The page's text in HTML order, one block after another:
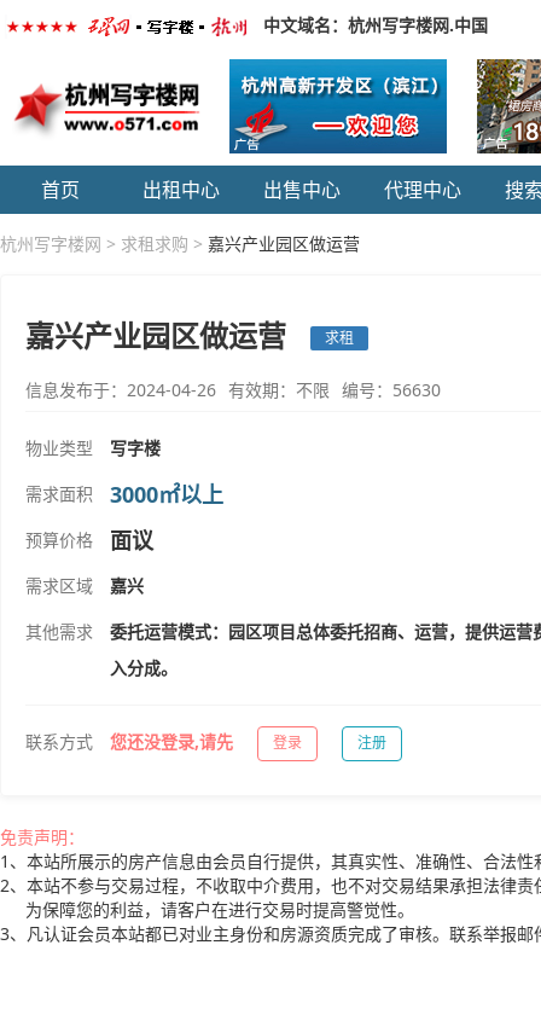
中文域名：杭州写字楼网.中国
首页 出租中心 出售中心 代理中心 搜
杭州写字楼网 > 求租求购 > 嘉兴产业园区做运营
嘉兴产业园区做运营 求租
信息发布于：2024-04-26 有效期：不限 编号：56630
物业类型
写字楼
需求面积
3000㎡以上
预算价格 面议
需求区域
嘉兴
其他需求
委托运营模式：园区项目总体委托招商、运营，提供运
入分成。
联系方式 您还没登录,请先 登录 注册
免责声明：
1、本站所展示的房产信息由会员自行提供，其真实性、准确性、合法
2、本站不参与交易过程，不收取中介费用，也不对交易结果承担法律
为保障您的利益，请客户在进行交易时提高警觉性。
3、凡认证会员本站都已对业主身份和房源资质完成了审核。联系举报邮